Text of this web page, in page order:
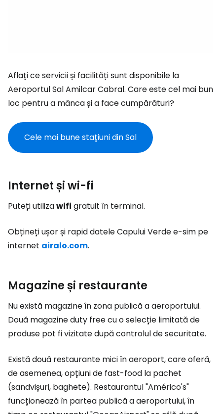
Aflați ce servicii și facilități sunt disponibile la
Aeroportul Sal Amilcar Cabral. Care este cel mai bun
loc pentru a mânca și a face cumpărături?
Cele mai bune stațiuni din Sal
Internet și wi-fi
Puteți utilizawifi gratuit în terminal.
Obțineți ușor și rapid datele Capului Verde e-sim pe
internet airalo.com.
Magazine și restaurante
Nu există magazine în zona publică a aeroportului.
Două magazineduty freecu o selecție limitată de
produse pot fi vizitate după controlul de securitate.
Există două restaurante mici în aeroport, care oferă,
de asemenea, opțiuni de fast-food la pachet
(sandvișuri, baghete). Restaurantul "Américo's"
funcționează în partea publică a aeroportului, în